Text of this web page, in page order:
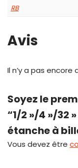
RB
Avis
Il n’y a pas encore
Soyez le
“1/2 »/4 »/32
étanche à
Vous devez être